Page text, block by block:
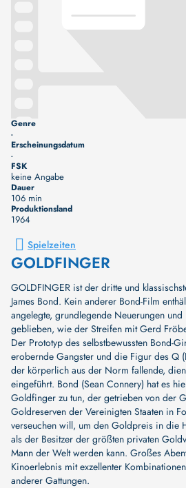
Genre
-
Erscheinungsdatum
-
FSK
keine Angabe
Dauer
106 min
Produktionsland
1964
Spielzeiten
GOLDFINGER
GOLDFINGER ist der dritte und
James Bond. Kein anderer Bond-Film
angelegte, grundlegende Neuerungen
geblieben, wie der Streifen mit Gerd
Der Prototyp des selbstbewussten Bond-
erobernde Gangster und die Figur des Q
der körperlich aus der Norm fallende,
eingeführt. Bond (Sean Connery) hat es
Goldfinger zu tun, der getrieben von der
Goldreserven der Vereinigten Staaten in
verseuchen will, um den Goldpreis in die
als der Besitzer der größten privaten
Mann der Welt werden kann. Großes
Kinoerlebnis mit exzellenter
anderer Gattungen.